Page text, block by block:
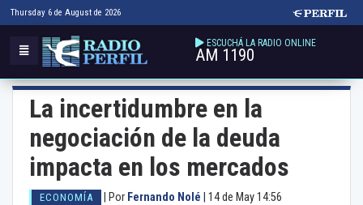
Thursday 6 de August de 2026
ESCUCHÁ LA RADIO ONLINE
AM 1190
La incertidumbre en la
negociación de la deuda
impacta en los mercados
ECONOMÍA Por Fernando Nolé 14 de May 14:56